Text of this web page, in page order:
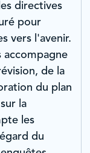
directives
pour
vers l'avenir.
accompagne
de la
du plan
la
les
du